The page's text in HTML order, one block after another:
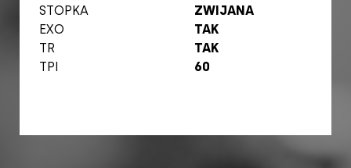
STOPKA
ZWIJANA
EXO
TAK
TR
TAK
TPI
60